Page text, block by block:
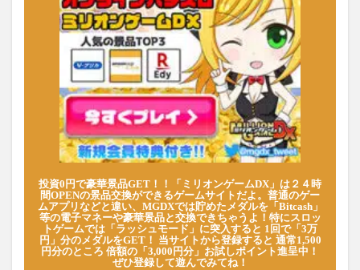
投資0円で豪華景品GET！！「ミリオンゲームDX」は２４時
間OPENの景品交換ができるゲームサイトだよ。普通のゲー
ムアプリなどと違い、MGDXでは貯めたメダルを「Bitcash」
等の電子マネーや豪華景品と交換できちゃうよ！特にスロッ
トゲームでは「ラッシュモード」に突入すると 1回で「3万
円」分のメダルをGET！ 当サイトから登録すると 通常1,500
円分のところ 倍額の「3,000円分」お試しポイント進呈中！
ぜひ登録して遊んでみてね！